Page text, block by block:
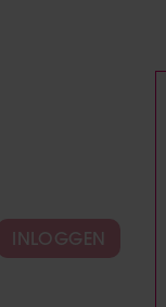
INLOGGEN